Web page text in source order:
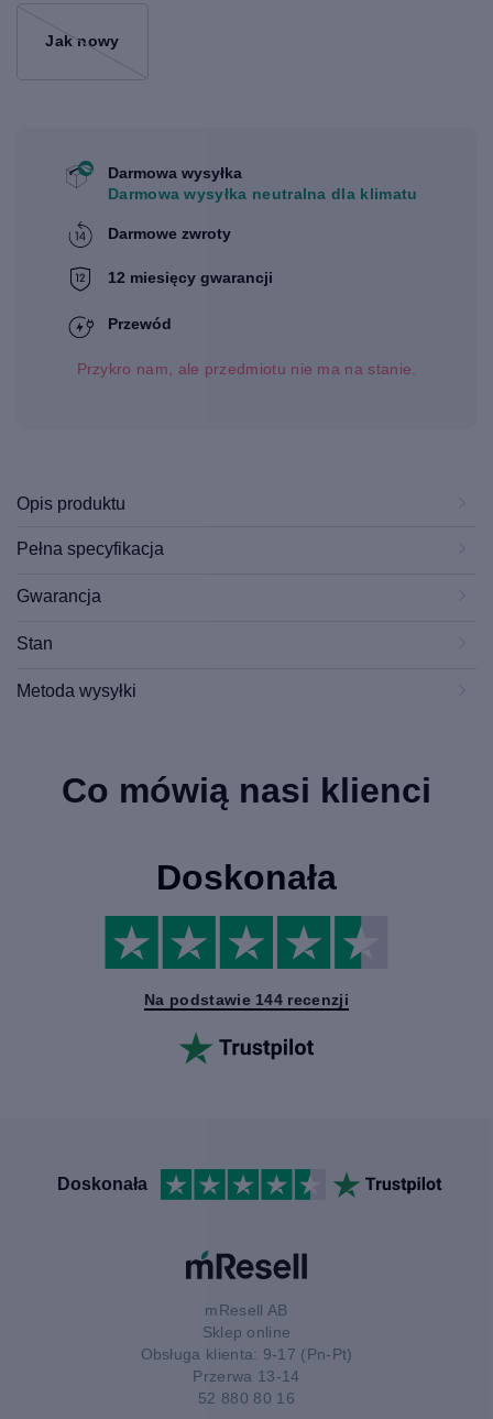
Jak nowy
Darmowa wysyłka
Darmowa wysyłka neutralna dla klimatu
Darmowe zwroty
12 miesięcy gwarancji
Przewód
Przykro nam, ale przedmiotu nie ma na stanie.
Opis produktu
Pełna specyfikacja
Gwarancja
Stan
Metoda wysyłki
Co mówią nasi klienci
Doskonała
Na podstawie 144 recenzji
Doskonała
mResell AB
Sklep online
Obsługa klienta: 9-17 (Pn-Pt)
Przerwa 13-14
52 880 80 16